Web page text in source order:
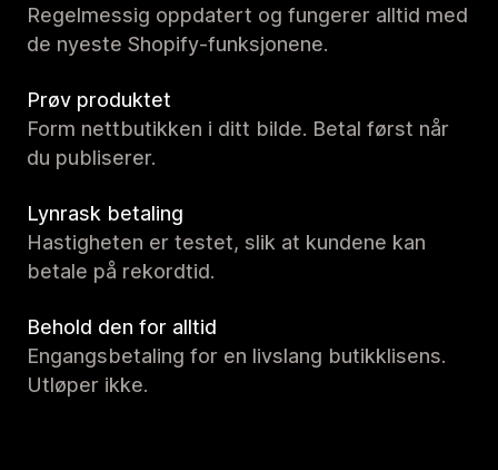
Regelmessig oppdatert og fungerer alltid med
de nyeste Shopify-funksjonene.
Prøv produktet
Form nettbutikken i ditt bilde. Betal først når
du publiserer.
Lynrask betaling
Hastigheten er testet, slik at kundene kan
betale på rekordtid.
Behold den for alltid
Engangsbetaling for en livslang butikklisens.
Utløper ikke.